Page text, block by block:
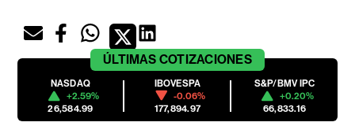
ÚLTIMAS COTIZACIONES
NASDAQ
+2.59%
26,584.99
IBOVESPA
-0.06%
177,894.97
S&P/BMV IPC
+0.20%
66,833.16